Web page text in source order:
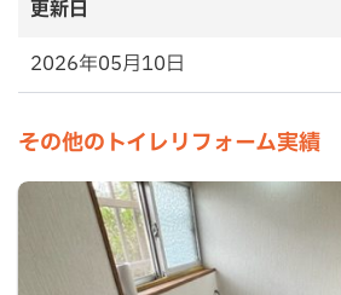
更新日
2026年05月10日
その他のトイレリフォーム実績